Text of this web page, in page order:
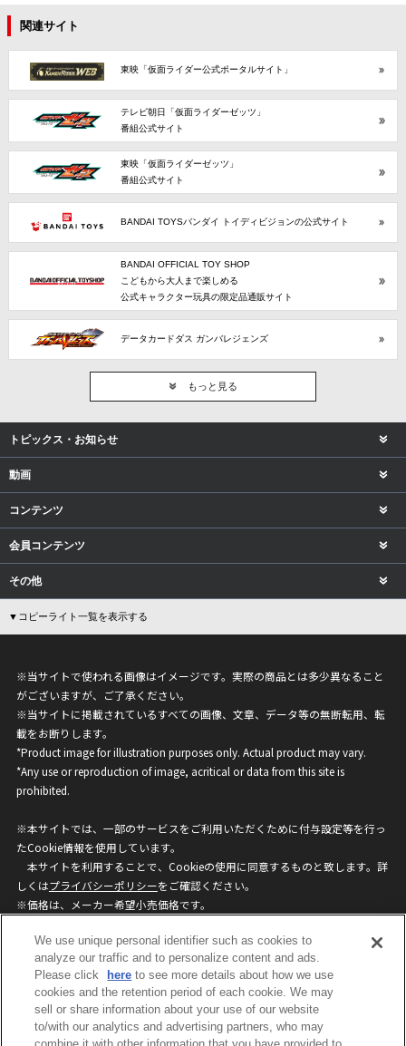
関連サイト
東映「仮面ライダー公式ポータルサイト」
テレビ朝日「仮面ライダーゼッツ」
番組公式サイト
東映「仮面ライダーゼッツ」
番組公式サイト
BANDAI TOYSバンダイ トイディビジョンの公式サイト
BANDAI OFFICIAL TOY SHOP
こどもから大人まで楽しめる
公式キャラクター玩具の限定品通販サイト
データカードダス ガンバレジェンズ
もっと見る
トピックス・お知らせ
動画
コンテンツ
会員コンテンツ
その他
▼コピーライト一覧を表示する
※当サイトで使われる画像はイメージです。実際の商品とは多少異なること
がございますが、ご了承ください。
※当サイトに掲載されているすべての画像、文章、データ等の無断転用、転
載をお断りします。
*Product image for illustration purposes only. Actual product may vary.
*Any use or reproduction of image, acritical or data from this site is
prohibited.
※本サイトでは、一部のサービスをご利用いただくために付与設定等を行っ
たCookie情報を使用しています。
本サイトを利用することで、Cookieの使用に同意するものと致します。詳
しくはプライバシーポリシーをご確認ください。
※価格は、メーカー希望小売価格です。
ざいますのでご了承ください。
privacypolicy
Do Not Sell or Share My
Personal Information
ウェブサイトご利用条件
ソーシャルメディアポリシー
We use unique personal identifier such as cookies to
analyze our traffic and to personalize content and ads.
Please click
here to see more details about how we use
cookies and the retention period of each cookie. We may
sell or share information about your use of our website
to/with our analytics and advertising partners, who may